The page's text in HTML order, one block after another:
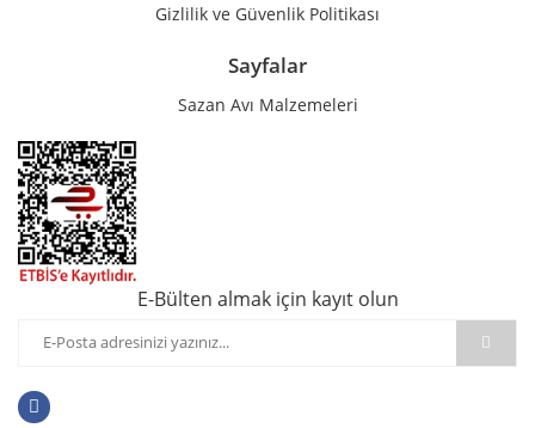
Gizlilik ve Güvenlik Politikası
Sayfalar
Sazan Avı Malzemeleri
E-Bülten almak için kayıt olun